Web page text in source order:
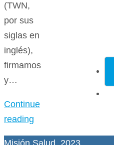
(TWN,
por sus
siglas en
inglés),
firmamos
y…
Continue
reading